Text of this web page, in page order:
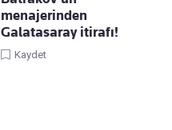
menajerinden
Galatasaray itirafı!
Kaydet